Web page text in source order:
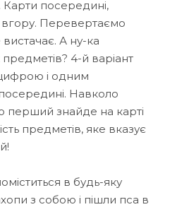
посередині,
Перевертаємо
вистачає. А ну-ка
предметів? 4-й варіант
і одним
Навколо
перший знайде на карті
предметів, яке вказує
в будь-яку
з собою і пішли пса в